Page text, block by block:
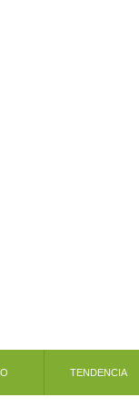
TENDENCIA